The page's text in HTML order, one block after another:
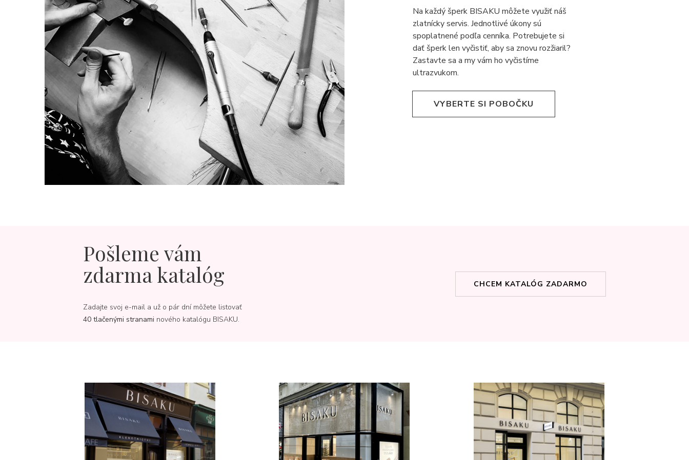
Na každý šperk BISAKU môžete využiť náš
zlatnícky servis. Jednotlivé úkony sú
spoplatnené podľa cenníka. Potrebujete si
dať šperk len vyčistiť, aby sa znovu rozžiaril?
Zastavte sa a my vám ho vyčistíme
ultrazvukom.
VYBERTE SI POBOČKU
Pošleme vám
zdarma katalóg
Zadajte svoj e-mail a už o pár dní môžete listovať
40 tlačenými stranami nového katalógu BISAKU.
CHCEM KATALÓG ZADARMO